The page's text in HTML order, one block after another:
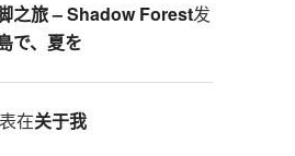
之旅 – Shadow Forest发
で、夏を
在关于我